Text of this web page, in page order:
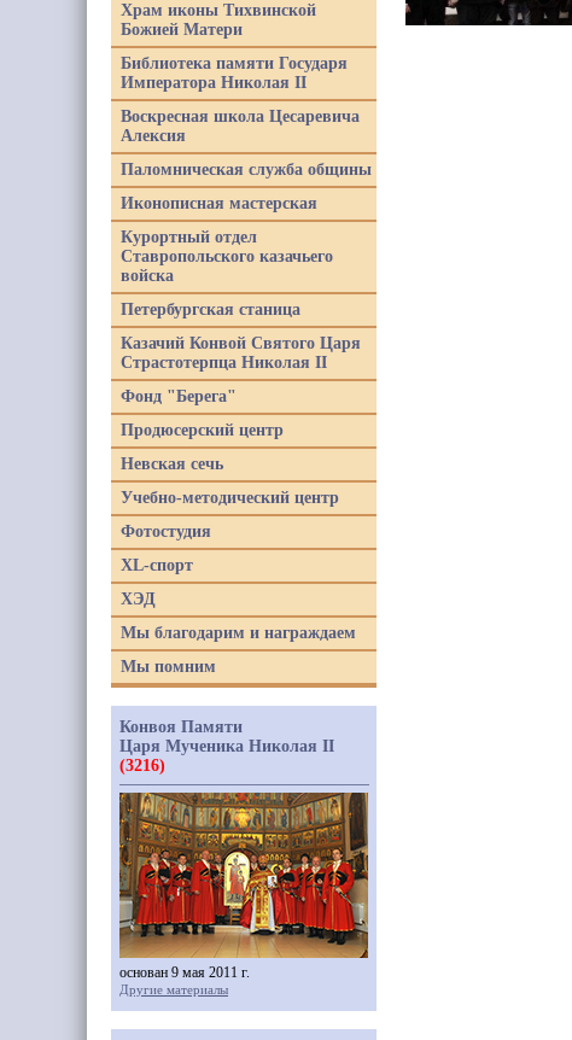
Храм иконы Тихвинской
Божией Матери
Библиотека памяти Государя
Императора Николая II
Воскресная школа Цесаревича
Алексия
Паломническая служба общины
Иконописная мастерская
Курортный отдел
Ставропольского казачьего
войска
Петербургская станица
Казачий Конвой Святого Царя
Страстотерпца Николая II
Фонд "Берега"
Продюсерский центр
Невская сечь
Учебно-методический центр
Фотостудия
XL-спорт
ХЭД
Мы благодарим и награждаем
Мы помним
Конвоя Памяти
Царя Мученика Николая II
(3216)
основан 9 мая 2011 г.
Другие материалы